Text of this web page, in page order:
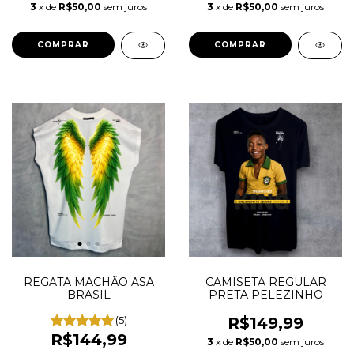
3 x de R$50,00 sem juros
COMPRAR
3 x de R$50,00 sem juros
COMPRAR
REGATA MACHÃO ASA
BRASIL
(5)
R$144,99
CAMISETA REGULAR
PRETA PELEZINHO
R$149,99
3 x de R$50,00 sem juros